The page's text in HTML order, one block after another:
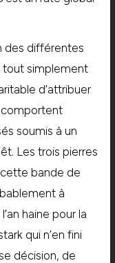
des différentes
tout simplement
d’attribuer
comportent
soumis à un
Les trois pierres
bande de
à
haine pour la
qui n’en fini
décision, de